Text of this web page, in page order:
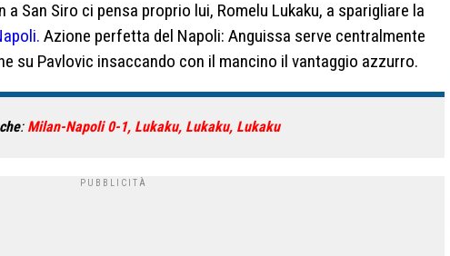
a San Siro ci pensa proprio lui, Romelu Lukaku, a sparigliare la
Azione perfetta del Napoli: Anguissa serve centralmente
su Pavlovic insaccando con il mancino il vantaggio azzurro.
: Milan-Napoli 0-1, Lukaku, Lukaku, Lukaku